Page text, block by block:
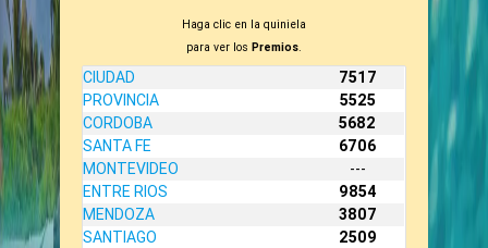
Haga clic en la quiniela
para ver los Premios.
CIUDAD
7517
PROVINCIA
5525
CORDOBA
5682
SANTA FE
6706
MONTEVIDEO
---
ENTRE RIOS
9854
MENDOZA
3807
SANTIAGO
2509